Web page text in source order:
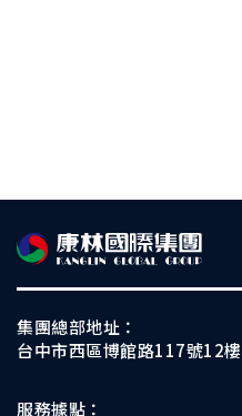
集團總部地址：
台中市西區博館路117號12樓
服務據點：